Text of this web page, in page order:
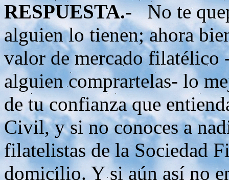
RESPUESTA.-No te
alguien lo tienen; ahora
valor de mercado filatélico
alguien comprartelas- lo
de tu confianza que
Civil, y si no conoces a
filatelistas de la Sociedad
domicilio. Y si aún así no